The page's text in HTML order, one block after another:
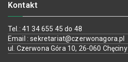
Kontakt
Tel.: 41 34 655 45 do 48
Email : sekretariat@czerwonagora.pl
ul. Czerwona Góra 10, 26-060 Chęciny